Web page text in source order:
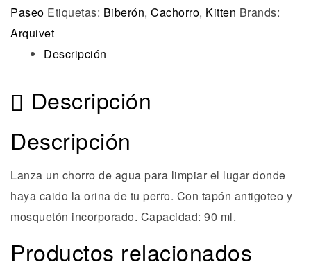
Paseo Etiquetas: Biberón, Cachorro, Kitten Brands:
Arquivet
Descripción
Descripción
Descripción
Lanza un chorro de agua para limpiar el lugar donde
haya caido la orina de tu perro. Con tapón antigoteo y
mosquetón incorporado. Capacidad: 90 ml.
Productos relacionados